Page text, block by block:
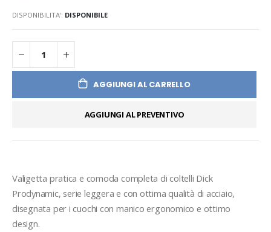
DISPONIBILITA': DISPONIBILE
AGGIUNGI AL CARRELLO
AGGIUNGI AL PREVENTIVO
Valigetta pratica e comoda completa di coltelli Dick
Prodynamic, serie leggera e con ottima qualità di acciaio,
disegnata per i cuochi con manico ergonomico e ottimo
design.